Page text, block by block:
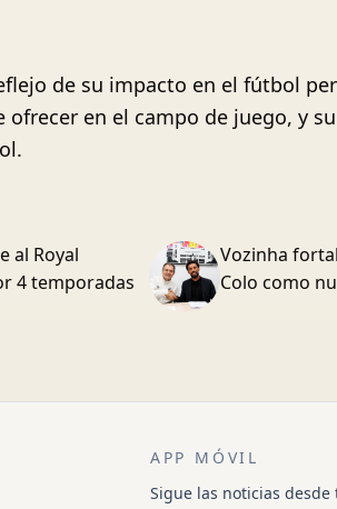
de su impacto en el fútbol
en el campo de juego, y su
al Royal
4 temporadas
Vozinha
Colo como
APP MÓVIL
Sigue las noticias desde